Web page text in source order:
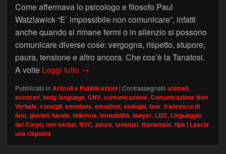
Come affermava lo psicologo e filosofo Paul
Watzlawick “E’ impossibile non comunicare”, infatti
anche quando si rimane fermi o in silenzio si possono
comunicare diverse cose: vergogna, rispetto, stupore,
paura, tensione e altro ancora. Che cos’è la Tanatosi.
A volte Leggi tutto Tanatosi e Comunicazione Non
→
Pubblicato in Articoli e Pubblicazioni | Contrassegnato animali,
avvocati, body language, CNV, comunicazione, Comunicazione Non
Verbale, consigli, emotions, emozioni, etologia, fear, francesco di
fant, giuristi, hands, Hdemos, immobilità, lawyer, LDC, Linguaggio
del Corpo, non verbal, NVC, paura, tanatosi, thanatosis, tips | Lascia
una risposta